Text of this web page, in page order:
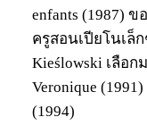
enfants (1987)
ครูสอนเปียโนเล็
Kieślowski เลือก
Veronique
(1994)